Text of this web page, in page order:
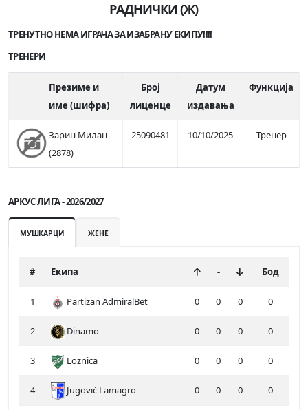
РАДНИЧКИ (Ж)
ТРЕНУТНО НЕМА ИГРАЧА ЗА ИЗАБРАНУ ЕКИПУ!!!!
ТРЕНЕРИ
Презиме и
име (шифра)
Број
лиценце
Датум
издавања
Функција
Зарин Милан
(2878)
25090481 10/10/2025 Тренер
АРКУС ЛИГА - 2026/2027
МУШКАРЦИ ЖЕНЕ
# Екипа - Бод
1 Partizan AdmiralBet 0 0 0 0
2 Dinamo 0 0 0 0
3 Loznica 0 0 0 0
4 Jugović Lamagro 0 0 0 0